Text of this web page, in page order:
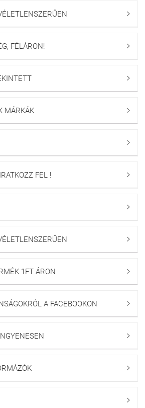

FÉLÁRON! 

MÁRKÁK 

FEL ! 


1FT ÁRON 
A FACEBOOKON 


